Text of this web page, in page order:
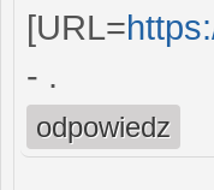
[URL=
- .
odpowiedz